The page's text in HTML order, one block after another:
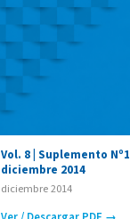
Vol. 8 | Suplemento Nº1 |
diciembre 2014
diciembre 2014